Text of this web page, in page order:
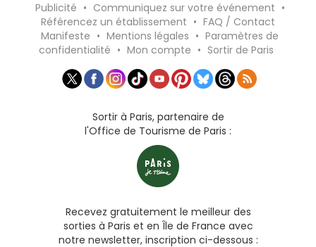
Publicité • Communiquez sur votre événement •
Référencez un établissement • FAQ / Contact
Manifeste • Mentions légales • Paramètres de
confidentialité • Mon compte • Sortir de Paris
Sortir à Paris, partenaire de
l'Office de Tourisme de Paris :
Recevez gratuitement le meilleur des
sorties à Paris et en Île de France avec
notre newsletter, inscription ci-dessous :